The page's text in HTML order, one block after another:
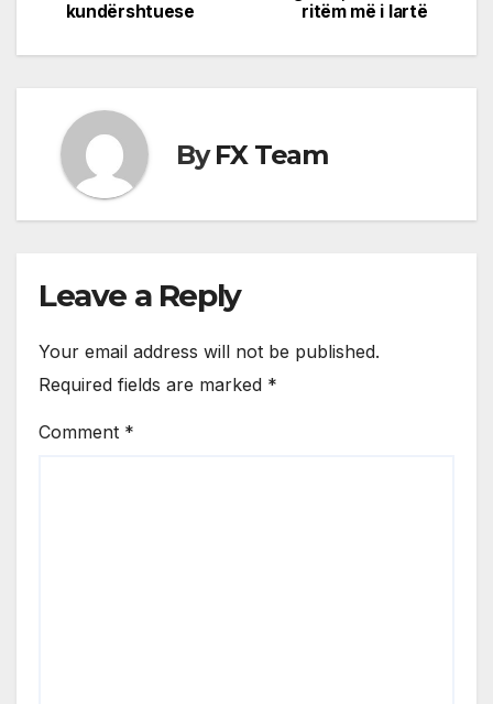
ritëm më i lartë
kundërshtuese
ByFX Team
Leave a Reply
Your email address will not be published.
Required fields are marked *
Comment *